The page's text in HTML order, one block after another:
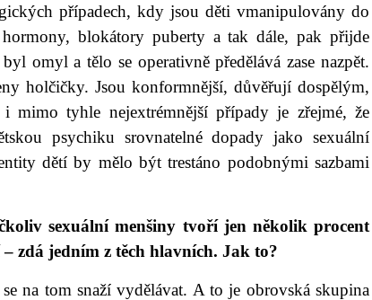
případech, kdy jsou děti vmanipulovány do
blokátory puberty a tak dále, pak přijde
omyl a tělo se operativně předělává zase nazpět.
holčičky. Jsou konformnější, důvěřují dospělým,
mimo tyhle nejextrémnější případy je zřejmé, že
psychiku srovnatelné dopady jako sexuální
dětí by mělo být trestáno podobnými sazbami
sexuální menšiny tvoří jen několik procent
zdá jedním z těch hlavních. Jak to?
na tom snaží vydělávat. A to je obrovská skupina